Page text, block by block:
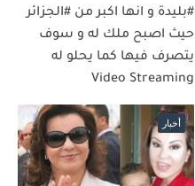
#بليدة و انها اكبر من #الجزائر
حيث اصبح ملك له و سوف
يتصرف فيها كما يحلو له
Video Streaming
أخبار